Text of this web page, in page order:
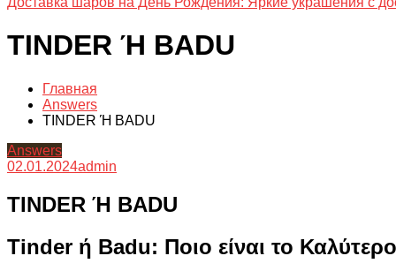
TINDER Ή BADU
Главная
Answers
TINDER Ή BADU
Answers
02.01.2024admin
TINDER Ή BADU
Tinder ή Badu: Ποιο είναι το